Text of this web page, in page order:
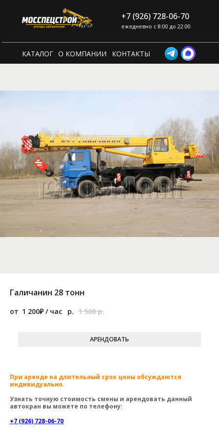
ежедневно с 8:00 до 22:00
+7 (926) 728-06-70
КАТАЛОГ О КОМПАНИИ КОНТАКТЫ
Галичанин 28 тонн
1 200 р. 1 560 р.
АРЕНДОВАТЬ
При аренде на длительный срок цены обсуждаются
индивидуально.
Узнать точную стоимость смены и арендовать данный
автокран вы можете по телефону:
+7 (926) 728-06-70